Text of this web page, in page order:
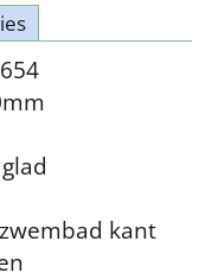
kant